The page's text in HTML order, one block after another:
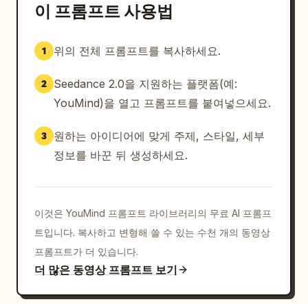
이 프롬프트 사용법
1 위의 전체 프롬프트를 복사하세요.
2
Seedance 2.0을 지원하는 플랫폼(예:
YouMind)을 열고 프롬프트를 붙여넣으세요.
3
원하는 아이디어에 맞게 주제, 스타일, 세부
정보를 바꾼 뒤 생성하세요.
이것은 YouMind 프롬프트 라이브러리의 무료 AI 프롬프
트입니다. 복사하고 변형해 쓸 수 있는 수천 개의 동영상
프롬프트가 더 있습니다.
더 많은 동영상 프롬프트 보기